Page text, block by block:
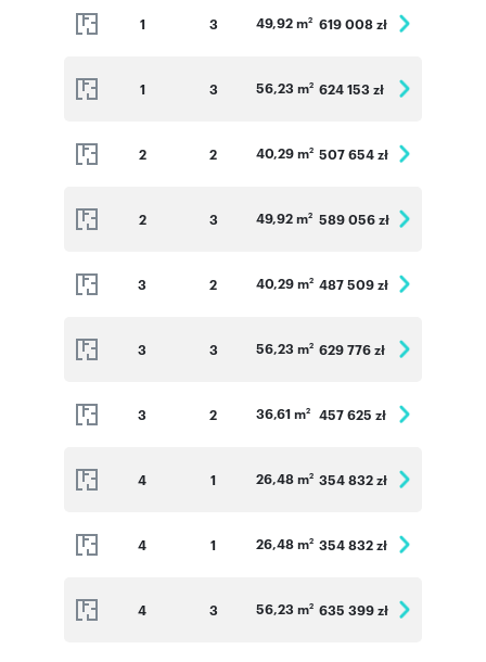
1 3 49,92 m2 619 008 zł
1 3 56,23 m2 624 153 zł
2 2 40,29 m2 507 654 zł
2 3 49,92 m2 589 056 zł
3 2 40,29 m2 487 509 zł
3 3 56,23 m2 629 776 zł
3 2 36,61 m2 457 625 zł
4 1 26,48 m2 354 832 zł
4 1 26,48 m2 354 832 zł
4 3 56,23 m2 635 399 zł